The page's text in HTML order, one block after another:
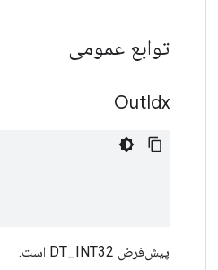
توابع عمومی
OutIdx
پیش‌فرض DT_INT32 است.